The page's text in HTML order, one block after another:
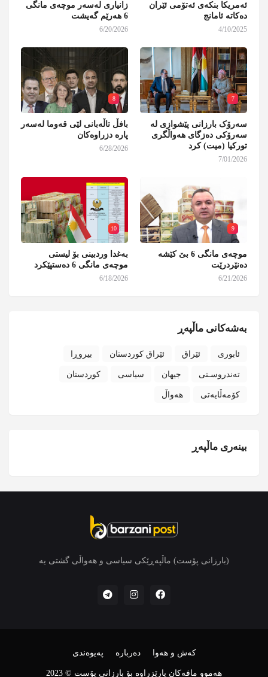
ئەمریکا بنکەی ئەتۆمی ئێران
دەکاتە ئامانج
4/10/2025
زانیاری لەسەر موچەی مانگی
6 هەرێم گەیشت
6/20/2026
7
سەرۆک بارزانی پێشوازی لە
سەرۆکی دەزگای هەواڵگری
تورکیا (میت) کرد
7/01/2026
8
بافڵ تاڵەبانی لێی قەوما لەسەر
پارە دزراوەکان
6/28/2026
9
موچەی مانگی 6 بێ کێشە
دەنێردرێت
6/21/2026
10
بەغدا وردبینی بۆ لیستی
موچەی مانگی 6 دەستپێکرد
6/18/2026
بەشەکانی ماڵپەڕ
ئابوری ئێراق ئێراق کوردستان بیروڕا
تەندروسـتی جیهان سیاسی کوردستان
کۆمەڵایەتی هەواڵ
بینەری ماڵپەڕ
(بارزانی پۆست) ماڵپەڕێکی سیاسی و هەواڵی گشتی یە
هەموو مافەکان پارێزراوە بۆ بارزانی پۆست © 2023
کەش و هەوا دەربارە پەیوەندی